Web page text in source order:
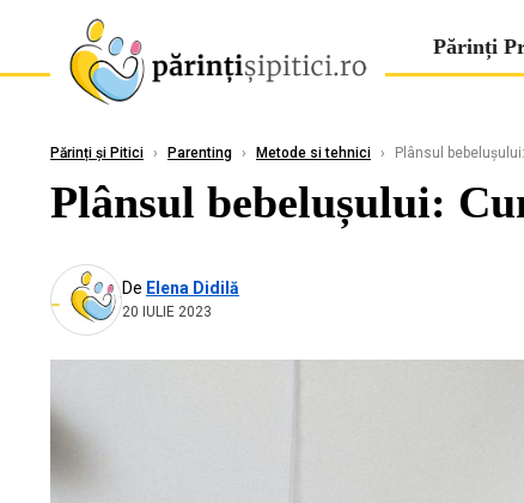
Părinți
Părinți și Pitici › Parenting › Metode si tehnici › Plânsul
Plânsul bebelușului:
De Elena Didilă
20 IULIE 2023